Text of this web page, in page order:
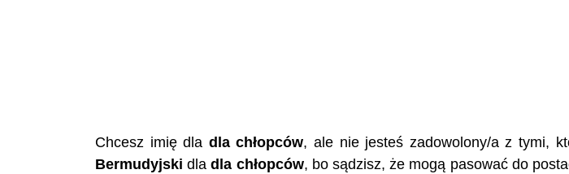
Chcesz imię dla dla chłopców, ale nie jesteś zadowolony/a z tymi,
Bermudyjski dladla chłopców, bo sądzisz, że mogą pasować do